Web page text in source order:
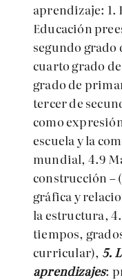
aprendizaje: 1.
Educación
segundo
cuarto grado
grado de
tercer de
como
escuela y la
mundial, 4.9
construcción –
gráfica y
la estructura,
tiempos,
curricular), 5.
aprendizajes: